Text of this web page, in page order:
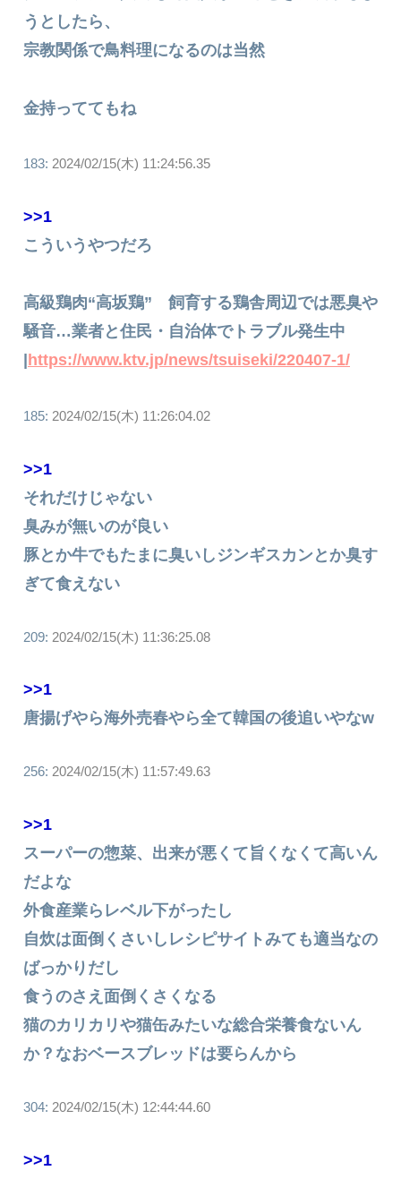
うとしたら、
宗教関係で鳥料理になるのは当然
金持っててもね
183: 2024/02/15(木) 11:24:56.35
>>1
こういうやつだろ
高級鶏肉“高坂鶏” 飼育する鶏舎周辺では悪臭や
騒音…業者と住民・自治体でトラブル発生中
https://www.ktv.jp/news/tsuiseki/220407-1/
185: 2024/02/15(木) 11:26:04.02
>>1
それだけじゃない
臭みが無いのが良い
豚とか牛でもたまに臭いしジンギスカンとか臭す
ぎて食えない
209: 2024/02/15(木) 11:36:25.08
>>1
唐揚げやら海外売春やら全て韓国の後追いやなw
256: 2024/02/15(木) 11:57:49.63
>>1
スーパーの惣菜、出来が悪くて旨くなくて高いん
だよな
外食産業らレベル下がったし
自炊は面倒くさいしレシピサイトみても適当なの
ばっかりだし
食うのさえ面倒くさくなる
猫のカリカリや猫缶みたいな総合栄養食ないん
か？なおベースブレッドは要らんから
304: 2024/02/15(木) 12:44:44.60
>>1